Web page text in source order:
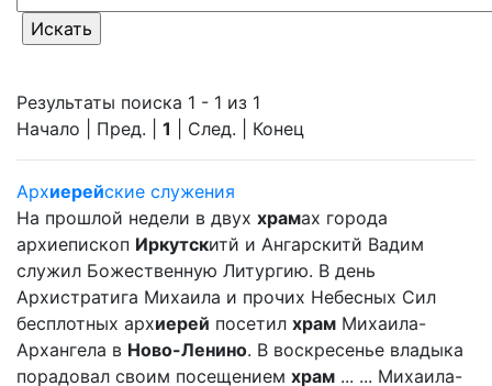
Результаты поиска 1 - 1 из 1
Начало | Пред. | 1 | След. | Конец
Архиерейские служения
На прошлой недели в двух храмах города
архиепископ Иркутскитй и Ангарскитй Вадим
служил Божественную Литургию. В день
Архистратига Михаила и прочих Небесных Сил
бесплотных архиерей посетил храм Михаила-
Архангела в Ново-Ленино. В воскресенье владыка
порадовал своим посещением храм ... ... Михаила-